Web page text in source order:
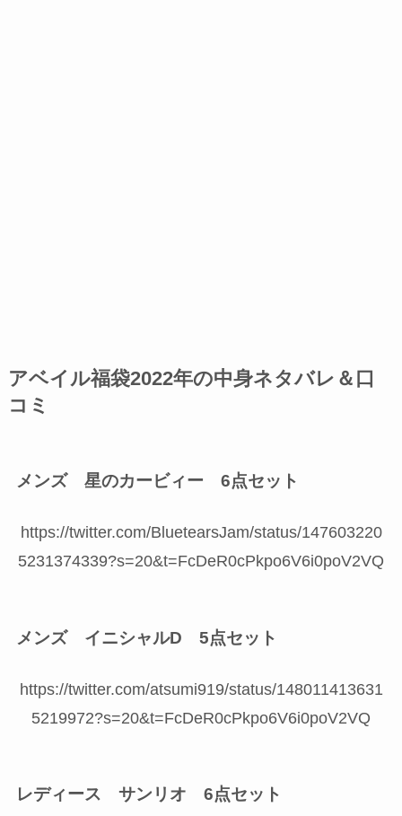
アベイル福袋2022年の中身ネタバレ＆口
コミ
メンズ 星のカービィー 6点セット
https://twitter.com/BluetearsJam/status/147603220
5231374339?s=20&t=FcDeR0cPkpo6V6i0poV2VQ
メンズ イニシャルD 5点セット
https://twitter.com/atsumi919/status/148011413631
5219972?s=20&t=FcDeR0cPkpo6V6i0poV2VQ
レディース サンリオ 6点セット